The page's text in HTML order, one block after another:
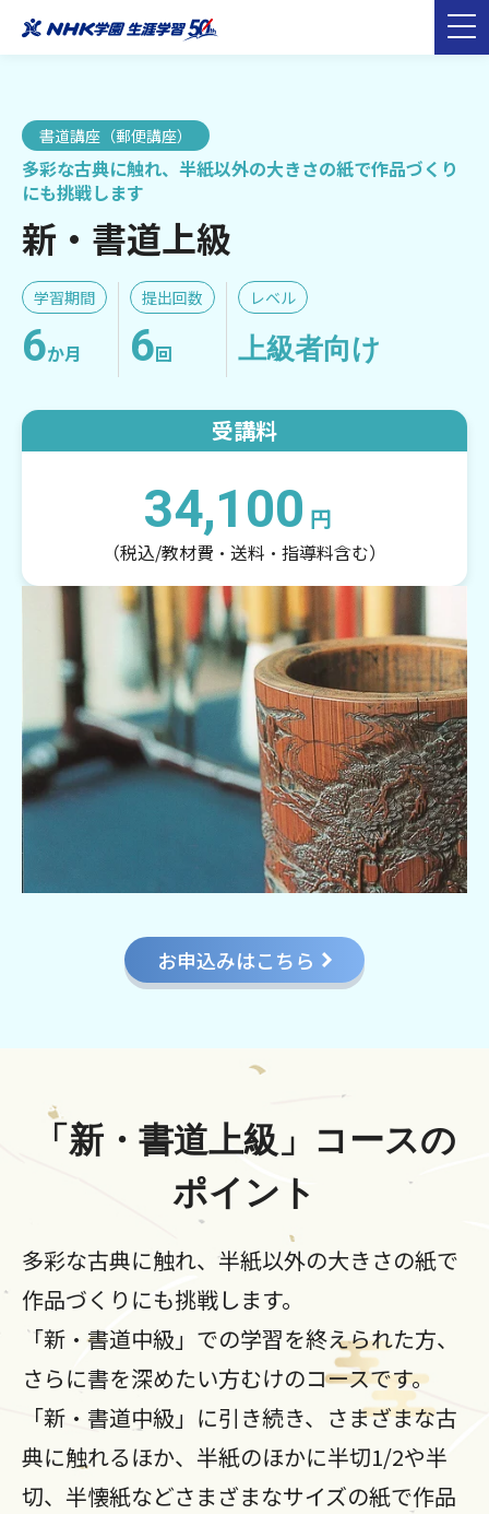
書道講座（郵便講座）
多彩な古典に触れ、半紙以外の大きさの紙で作品づくり
にも挑戦します
新・書道上級
学習期間
6か月
提出回数
6回
レベル
上級者向け
受講料
34,100 円
（税込/教材費・送料・指導料含む）
お申込みはこちら
「新・書道上級」コースの
ポイント
多彩な古典に触れ、半紙以外の大きさの紙で
作品づくりにも挑戦します。
「新・書道中級」での学習を終えられた方、
さらに書を深めたい方むけのコースです。
「新・書道中級」に引き続き、さまざまな古
典に触れるほか、半紙のほかに半切1/2や半
切、半懐紙などさまざまなサイズの紙で作品